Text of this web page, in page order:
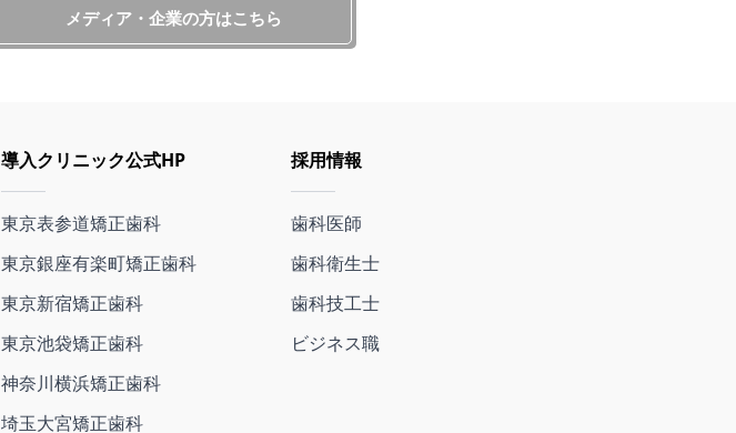
メディア・企業の方はこちら
導入クリニック公式HP
東京表参道矯正歯科
東京銀座有楽町矯正歯科
東京新宿矯正歯科
東京池袋矯正歯科
神奈川横浜矯正歯科
埼玉大宮矯正歯科
採用情報
歯科医師
歯科衛生士
歯科技工士
ビジネス職